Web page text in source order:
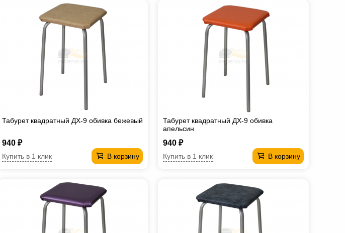
Табурет квадратный ДХ-9 обивка бежевый
940 ₽
В корзину
Купить в 1 клик
Табурет квадратный ДХ-9 обивка
апельсин
940 ₽
В корзину
Купить в 1 клик